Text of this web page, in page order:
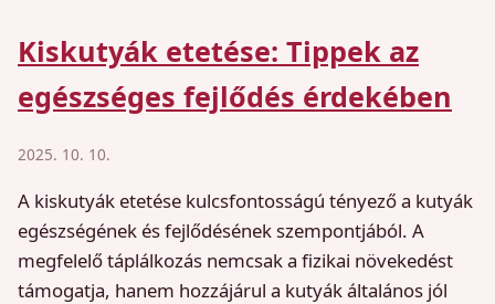
Kiskutyák etetése: Tippek az
egészséges fejlődés érdekében
2025. 10. 10.
A kiskutyák etetése kulcsfontosságú tényező a kutyák
egészségének és fejlődésének szempontjából. A
megfelelő táplálkozás nemcsak a fizikai növekedést
támogatja, hanem hozzájárul a kutyák általános jól